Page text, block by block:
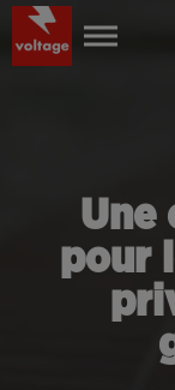
Une
pour